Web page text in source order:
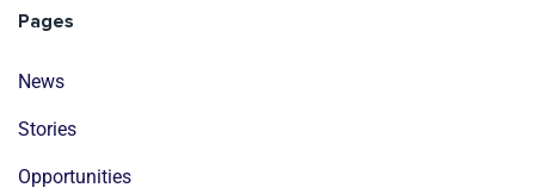
Pages
News
Stories
Opportunities